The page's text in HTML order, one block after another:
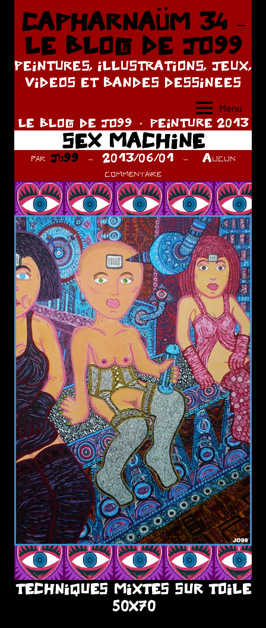
Aller
contenu
CAPHARNAÜM 34 –
LE BLOG DE JO99
PEINTURES, ILLUSTRATIONS, JEUX,
VIDEOS ET BANDES DESSINEES
Menu
LE BLOG DE JO99 PEINTURE 2013
SEX MACHINE
par Jo99 2013/06/01
Aucun
commentaire
TECHNIQUES MIXTES SUR TOILE
50X70